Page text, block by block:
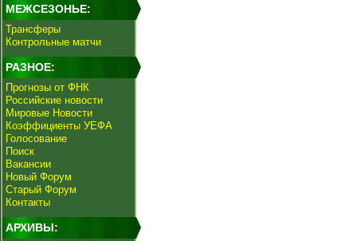
МЕЖСЕЗОНЬЕ:
Трансферы
Контрольные матчи
РАЗНОЕ:
Прогнозы от ФНК
Российские новости
Мировые Новости
Коэффициенты УЕФА
Голосование
Поиск
Вакансии
Новый Форум
Старый Форум
Контакты
АРХИВЫ: